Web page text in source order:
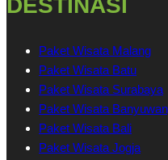
DESTINASI
Paket Wisata Malang
Paket Wisata Batu
Paket Wisata Surabaya
Paket Wisata
Paket Wisata Bali
Paket Wisata Jogja